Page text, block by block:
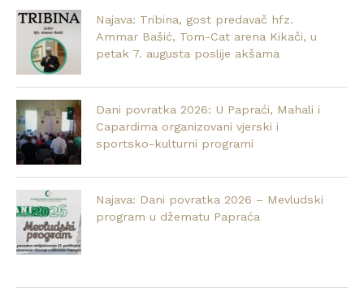
Najava: Tribina, gost predavač hfz.
Ammar Bašić, Tom-Cat arena Kikači, u
petak 7. augusta poslije akšama
Dani povratka 2026: U Papraći, Mahali i
Capardima organizovani vjerski i
sportsko-kulturni programi
Najava: Dani povratka 2026 – Mevludski
program u džematu Papraća